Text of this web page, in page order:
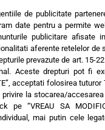
Ultimele stiri
Termeni si
de publicitate
date pentru a permite
publicitare afisate
aferente retelelor de
prevazute de art. 15-22
Aceste drepturi pot fi
acceptati folosirea tuturor
la stocarea/
“VREAU SA
mai putin cele